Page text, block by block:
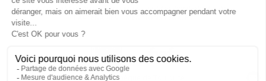
LA CINÉMATHÈQUE · CONTACTS · LETTRE D'INFORMATION ·
MENTIONS LÉGALES
La Cinémathèque de Toulouse